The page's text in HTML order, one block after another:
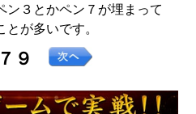
ン３とかペン７が埋まって
が多いです。
７９